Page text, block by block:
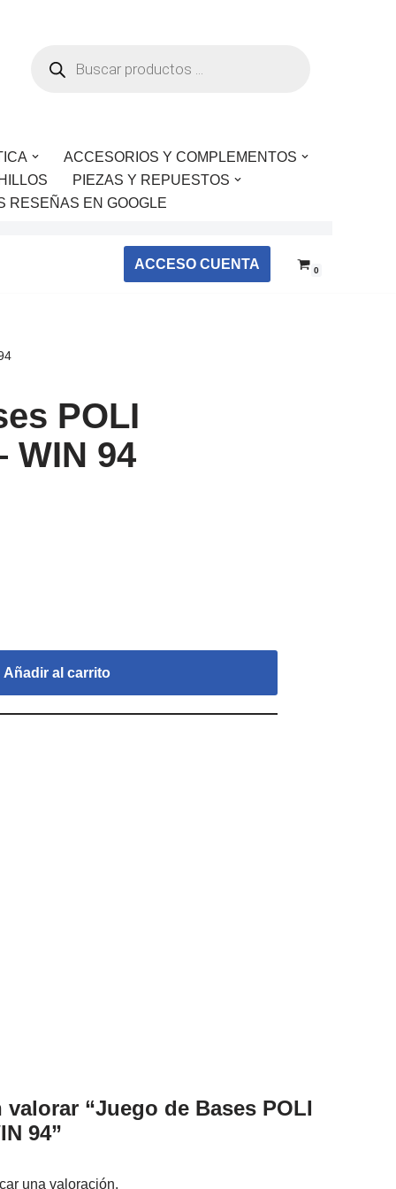
ACCESORIOS Y COMPLEMENTOS
PIEZAS Y REPUESTOS
RESEÑAS EN GOOGLE
ACCESO CUENTA 0
POLI
WIN 94
Añadir al carrito
“Juego de Bases POLI
94”
una valoración.